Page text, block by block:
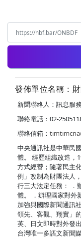
發佈單位名稱：
新聞聯絡人：訊息服
聯絡電話：02-
聯絡信箱：
中央通訊社是中華民
體。 經歷組織改造，
方式經營；隨著民主
例」改制為財團法人
行三大法定任務： ．
體。 ．辦理國家對外
加強與國際新聞通訊
領先、客觀、翔實」
英、日文即時對外發
台灣唯一多語文新聞